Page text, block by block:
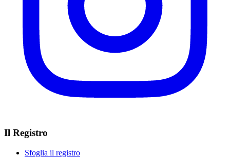
Il Registro
Sfoglia il registro